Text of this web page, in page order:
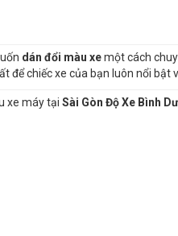
dán đổi màu xemột cách
chiếc xe của bạn luôn nổi bật
xe máy tại Sài Gòn Độ Xe Bình